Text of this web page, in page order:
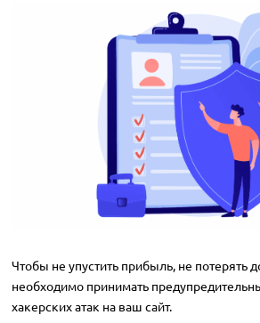
Чтобы не упустить прибыль, не потерять
необходимо принимать
хакерских атак на ваш сайт.